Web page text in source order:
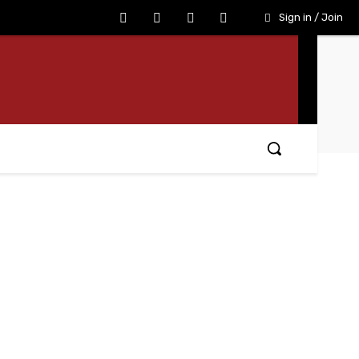
Sign in / Join